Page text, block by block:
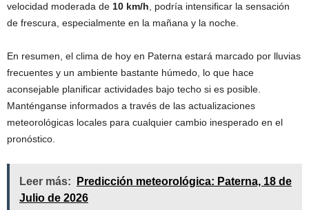
velocidad moderada de 10 km/h, podría intensificar la sensación
de frescura, especialmente en la mañana y la noche.
En resumen, el clima de hoy en Paterna estará marcado por lluvias
frecuentes y un ambiente bastante húmedo, lo que hace
aconsejable planificar actividades bajo techo si es posible.
Manténganse informados a través de las actualizaciones
meteorológicas locales para cualquier cambio inesperado en el
pronóstico.
Leer más:
Predicción meteorológica: Paterna, 18 de
Julio de 2026